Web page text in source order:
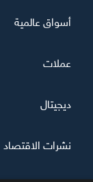
أسواق عالمية
عملات
ديجيتال
نشرات الاقتصاد